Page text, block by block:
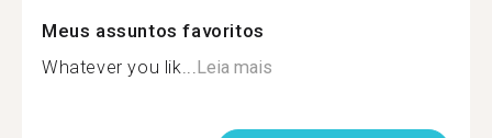
Meus assuntos favoritos
Whatever you lik...Leia mais